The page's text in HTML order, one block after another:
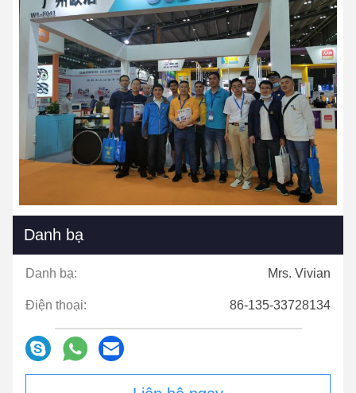
Danh bạ
Danh bạ: Mrs. Vivian
Điện thoại: 86-135-33728134